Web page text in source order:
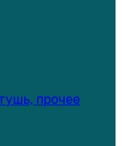
прочее